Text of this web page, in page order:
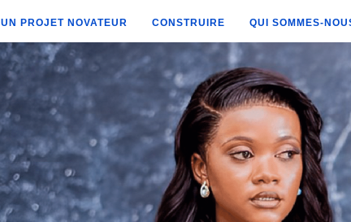
UN PROJET NOVATEUR CONSTRUIRE QUI SOMMES-